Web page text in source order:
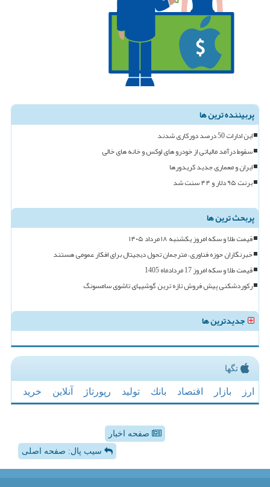
پربیننده ترین ها
این ادارات 50 درصد دورکاری شدند
سقوط درآمد مالیاتی از خودرو های لوکس و خانه های خالی
ایران و معماری جدید کریدورها
برنت ۹۵ دلار و ۴۴ سنت شد
پربحث ترین ها
قیمت طلا و سکه امروز یکشنبه ۱۸ مرداد ۱۴۰۵
خبرنگاران حوزه فناوری، مترجمان تحول دیجیتال برای افکار عمومی هستند
قیمت طلا و سکه امروز 17 مردادماه 1405
رکوردشکنی پیش فروش تازه ترین گوشیهای تاشوی سامسونگ
جدیدترین ها
تگها
ارز بازار اقتصاد بانك تولید رپورتاژ آنلاین خرید
صفحه اخبار
سیب پال: صفحه اصلی